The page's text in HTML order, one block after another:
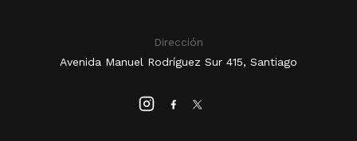
Dirección
Avenida Manuel Rodríguez Sur 415, Santiago